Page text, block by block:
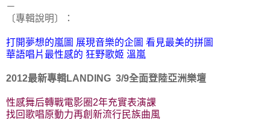
－
〔專輯說明〕：
打開夢想的嵐圖 展現音樂的企圖 看見最美的拼圖
華語唱片最性感的 狂野歌姬 溫嵐
2012最新專輯LANDING 3/9全面登陸亞洲樂壇
性感舞后轉戰電影圈2年充實表演課
找回歌唱原動力再創新流行民族曲風